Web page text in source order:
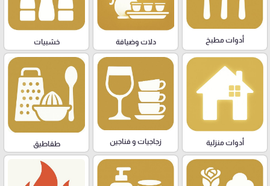
أدوات مطبخ دلات وضيافة خشبيات
أدوات منزلية زجاجيات و فناجين طقاطيق